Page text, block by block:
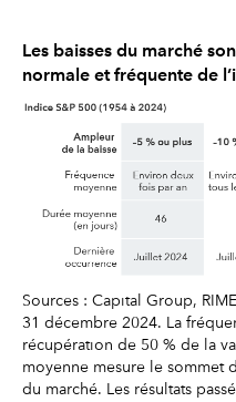
Les baisses du marché
normale et fréquente de
Sources : Capital Group,
31 décembre 2024. La
récupération de 50 % de la
moyenne mesure le sommet
du marché. Les résultats